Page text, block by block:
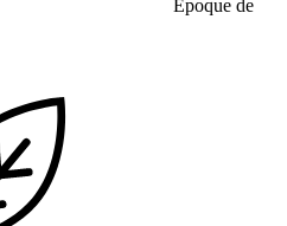
Epoque de